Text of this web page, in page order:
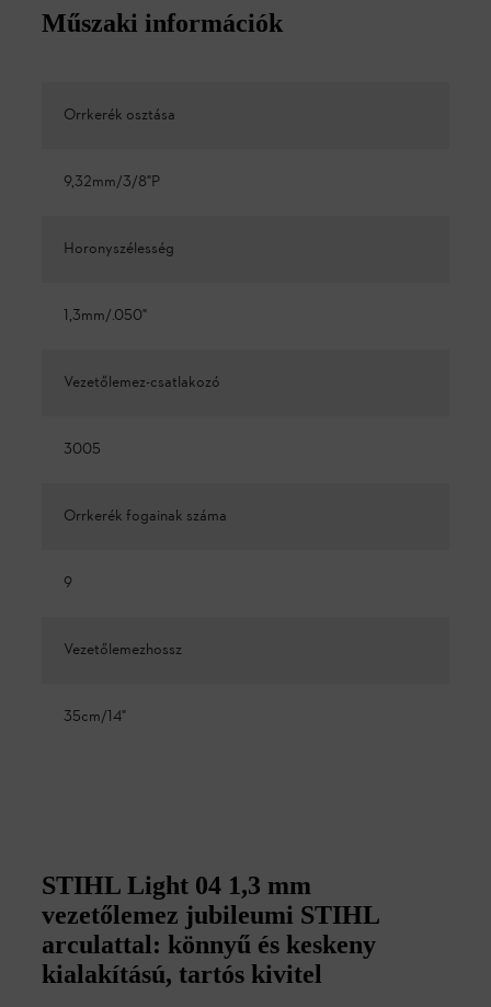
Műszaki információk
Orrkerék osztása
9,32mm/3/8"P
Horonyszélesség
1,3mm/.050"
Vezetőlemez-csatlakozó
3005
Orrkerék fogainak száma
9
Vezetőlemezhossz
35cm/14"
STIHL Light 04 1,3 mm
vezetőlemez jubileumi STIHL
arculattal: könnyű és keskeny
kialakítású, tartós kivitel